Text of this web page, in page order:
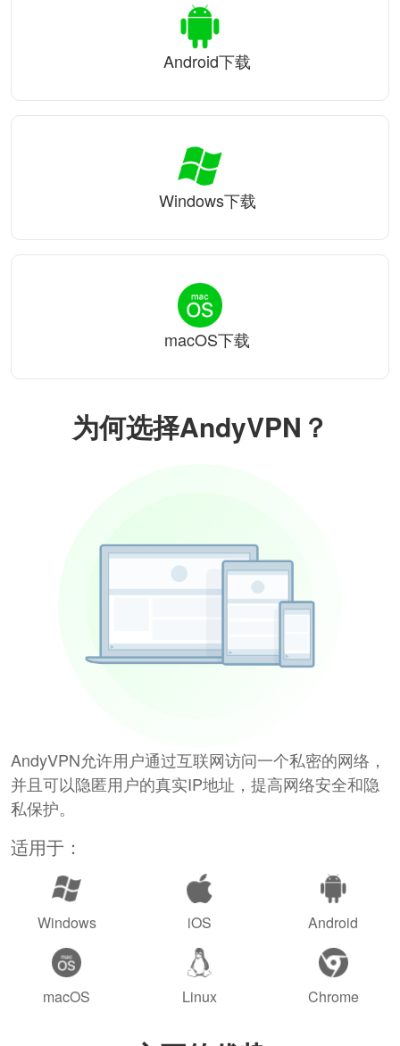
为何选择AndyVPN？
AndyVPN允许用户通过互联网访问一个私密的网络，
并且可以隐匿用户的真实IP地址，提高网络安全和隐
私保护。
适用于：
Windows iOS Android
macOS Linux Chrome
Android下载
Windows下载
macOS下载